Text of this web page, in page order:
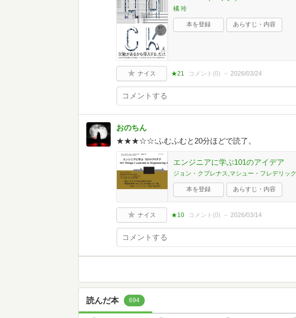
橘 玲
本を登録 あらすじ・内容
ナイス ★21 コメント(0) 2026/03/24
おのちん
★★★☆☆:ふむふむと20分ほどで読了。
エンジニアに学ぶ101のアイデア
ジョン・クプレナス,マシュー・フレデリック
本を登録 あらすじ・内容
ナイス ★10 コメント(0) 2026/03/14
読んだ本 694